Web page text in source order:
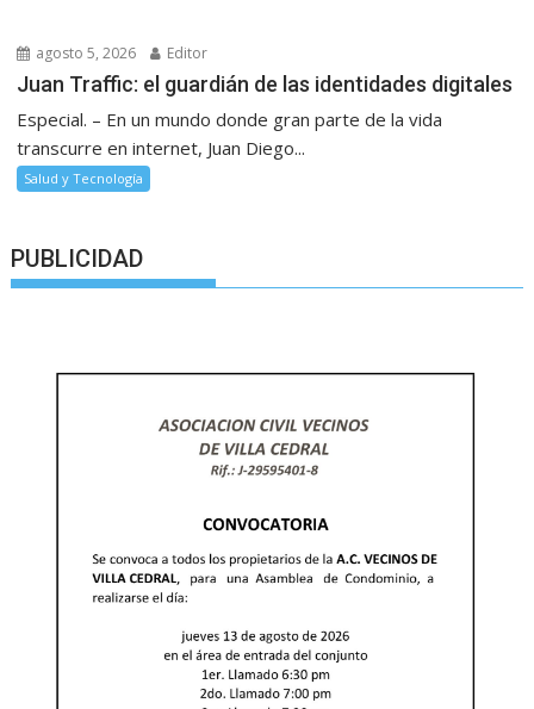
agosto 5, 2026 Editor
Juan Traffic: el guardián de las identidades digitales
Especial. – En un mundo donde gran parte de la vida
transcurre en internet, Juan Diego...
Salud y Tecnología
PUBLICIDAD